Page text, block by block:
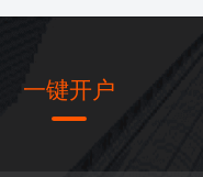
一键开户